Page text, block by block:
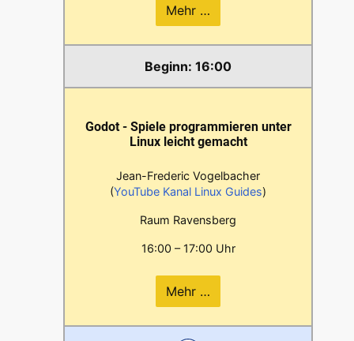
Mehr …
16:00
Godot - Spiele programmieren unter
Linux leicht gemacht
Jean-Frederic Vogelbacher
(YouTube Kanal Linux Guides)
Raum Ravensberg
16:00 – 17:00 Uhr
Mehr …